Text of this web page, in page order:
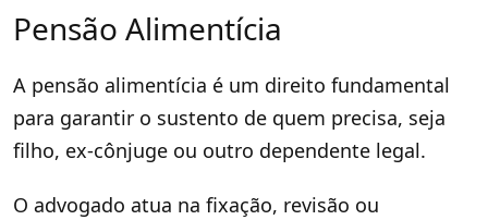
Pensão Alimentícia
A pensão alimentícia é um direito fundamental
para garantir o sustento de quem precisa, seja
filho, ex-cônjuge ou outro dependente legal.
O advogado atua na fixação, revisão ou